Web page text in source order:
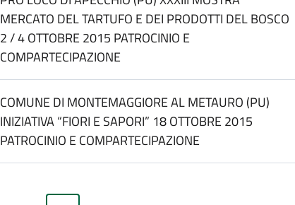
MERCATO DEL TARTUFO E DEI PRODOTTI DEL BOSCO
2 / 4 OTTOBRE 2015 PATROCINIO E
COMPARTECIPAZIONE
COMUNE DI MONTEMAGGIORE AL METAURO (PU)
INIZIATIVA “FIORI E SAPORI” 18 OTTOBRE 2015
PATROCINIO E COMPARTECIPAZIONE